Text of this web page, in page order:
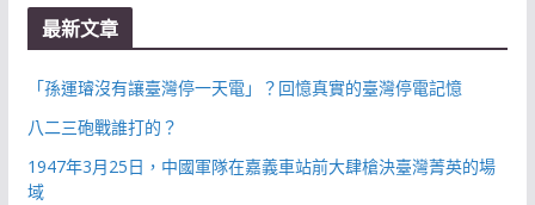
最新文章
「孫運璿沒有讓臺灣停一天電」？回憶真實的臺灣停電記憶
八二三砲戰誰打的？
1947年3月25日，中國軍隊在嘉義車站前大肆槍決臺灣菁英的場
域